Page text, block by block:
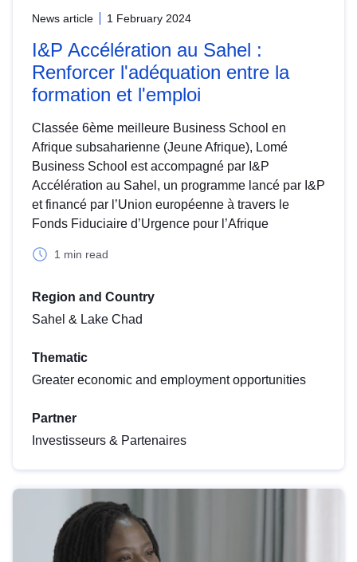
News article 1 February 2024
I&P Accélération au Sahel :
Renforcer l'adéquation entre la
formation et l'emploi
Classée 6ème meilleure Business School en
Afrique subsaharienne (Jeune Afrique), Lomé
Business School est accompagné par I&P
Accélération au Sahel, un programme lancé par I&P
et financé par l’Union européenne à travers le
Fonds Fiduciaire d’Urgence pour l’Afrique
1 min read
Region and Country
Sahel & Lake Chad
Thematic
Greater economic and employment opportunities
Partner
Investisseurs & Partenaires